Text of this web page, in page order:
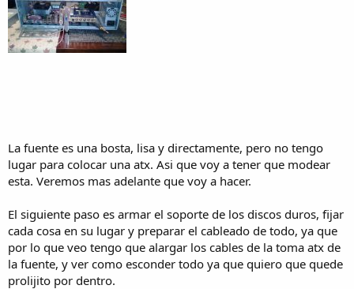
La fuente es una bosta, lisa y directamente, pero no tengo
lugar para colocar una atx. Asi que voy a tener que modear
esta. Veremos mas adelante que voy a hacer.
El siguiente paso es armar el soporte de los discos duros, fijar
cada cosa en su lugar y preparar el cableado de todo, ya que
por lo que veo tengo que alargar los cables de la toma atx de
la fuente, y ver como esconder todo ya que quiero que quede
prolijito por dentro.